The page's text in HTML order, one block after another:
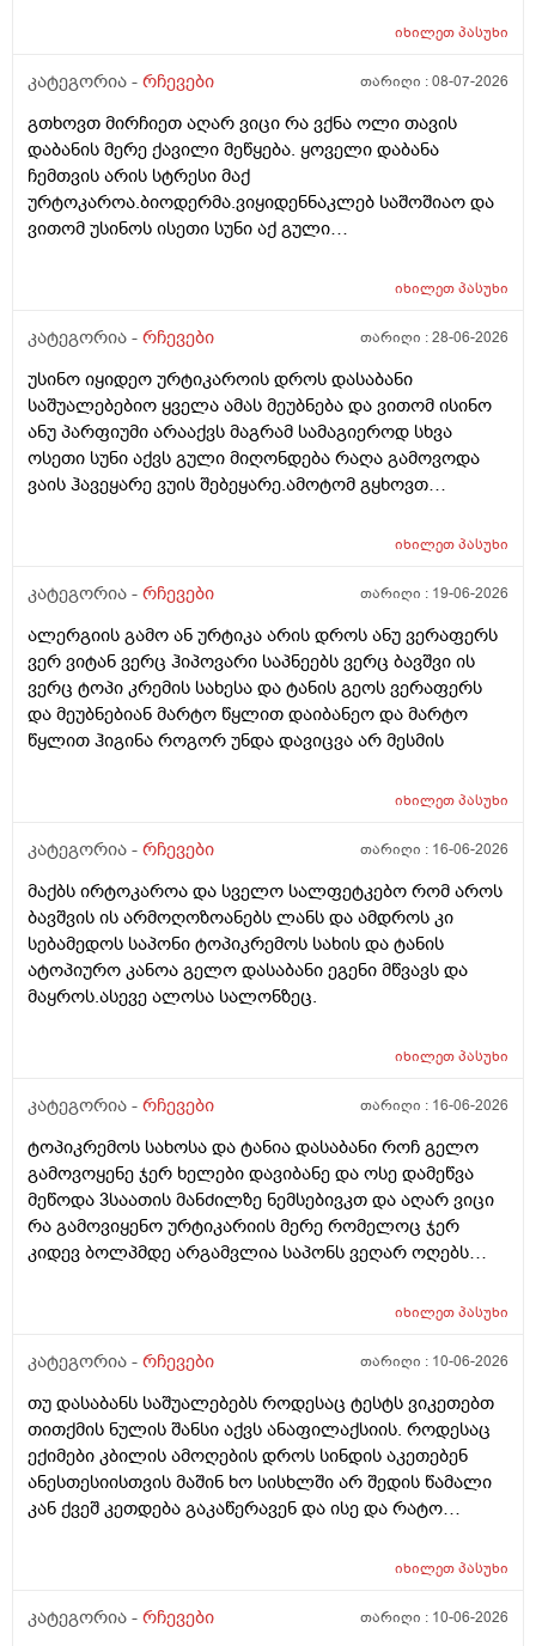
სარისკოა?მის კარდიოლოგა ვერ დავირეკავ ან
იხილეთპასუხი
კატეგორია - რჩევები თარიღი :08-07-2026
გთხოვთ მირჩიეთ აღარ ვიცი რა ვქნა ოლი თავის
დაბანის მერე ქავილი მეწყება. ყოველი დაბანა
ჩემთვის არის სტრესი მაქ
ურტოკაროა.ბიოდერმა.ვიყიდენნაკლებ საშოშიაო და
ვითომ უსინოს ისეთი სუნი აქ გული
დამატენიანებელი შამპუნიც მაგრამ ყველაფერზე
შემიხლია ვიტანკები.რამე მირჩიეთ დამპუნი რა რომ
ამექავოს.ბიბხიანოს შამპუნი რომ ვიყიდო ბაბეზ3
უარესი ხომ არარის?მხოლპდ ბიბცოანის საპობს იტანს
ტანოს კანი მაგრამ შამპუნი აოხმაროა და ასე მგონია
ბაბე იფრო ნახია და თუ ბაბე მახლევს ქავილს ბიბჩენი
იგრო მომცემს?სავატაუდოთ სიმშრალისგან მექავება
ბინჩენი უკეთესია რონელი?სხვადასხვა აქვს ბუბჩენს
იხილეთპასუხი
კატეგორია - რჩევები თარიღი :28-06-2026
უსინო იყიდეო ურტიკაროის დროს დასაბანი
საშუალებებიო ყველა ამას მეუბნება და ვითომ ისინო
ანუ პარფიუმი არააქვს მაგრამ სამაგიეროდ სხვა
ოსეთი სუნი აქვს გული მიღონდება რაღა გამოვოდა
ვაის ჰავეყარე ვუის შებეყარე.ამოტომ გყხოვთ
დამატენიანებელ შამპუნს თაფლით რომ აროს იმას და
ბუბჩენის შამპუნი რომ ვიყიდო იმად?
იხილეთპასუხი
კატეგორია - რჩევები თარიღი : 19-06-2026
ალერგიის გამო ან ურტიკა არის დროს ანუ ვერაფერს
ვერ ვიტან ვერც ჰიპოვარი საპნეებს ვერც ბავშვი ის
ვერც ტოპი კრემის სახესა და ტანის გეოს ვერაფერს
და მეუბნებიან მარტო წყლით დაიბანეო და მარტო
წყლით ჰიგინა როგორ უნდა დავიცვა არ მესმის
იხილეთპასუხი
კატეგორია - რჩევები თარიღი : 16-06-2026
მაქბს ირტოკაროა და სველო სალფეტკებო რომ აროს
ბავშვის ის არმოღოზოანებს ლანს და ამდროს კი
სებამედოს საპონი ტოპიკრემოს სახის და ტანის
ატოპიურო კანოა გელო დასაბანი ეგენი მწვავს და
მაყროს.ასევე ალოსა სალონზეც.
იხილეთპასუხი
კატეგორია - რჩევები თარიღი : 16-06-2026
ტოპიკრემოს სახოსა და ტანია დასაბანი როჩ გელო
გამოვოყენე ჯერ ხელები დავიბანე და ოსე დამეწვა
მეწოდა 3საათის მანძილზე ნემსებივკთ და აღარ ვიცი
რა გამოვიყენო ურტიკარიის მერე რომელოც ჯერ
კიდევ ბოლპმდე არგამვლია საპონს ვეღარ ოღებს
წავიდა არვოცი რავიყიდო როთ დავიბანო.დავიღალე
მაყროს და მექავება..მ ყან საშინლად გამოშრა ხელები
არსად და ვერც წავალ
იხილეთპასუხი
კატეგორია - რჩევები თარიღი : 10-06-2026
თუ დასაბანს საშუალებებს როდესაც ტესტს ვიკეთებთ
თითქმის ნულის შანსი აქვს ანაფილაქსიის. როდესაც
ექიმები კბილის ამოღების დროს სინდის აკეთებენ
ანესთესიისთვის მაშინ ხო სისხლში არ შედის წამალი
კან ქვეშ კეთდება გაკაწერავენ და ისე და რატო
ახარო რატომ იკითხებიან თუ ანა ფილოქსიოზე არ
გამონაყარი გაჩნდე რატო არიან მზად ყოფნაში გუშინ
იხილეთპასუხი
კატეგორია - რჩევები თარიღი : 10-06-2026